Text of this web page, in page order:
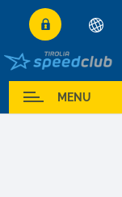
Deutsch
English
Français
MENU